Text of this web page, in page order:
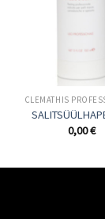
CLEMATHIS
0,00€